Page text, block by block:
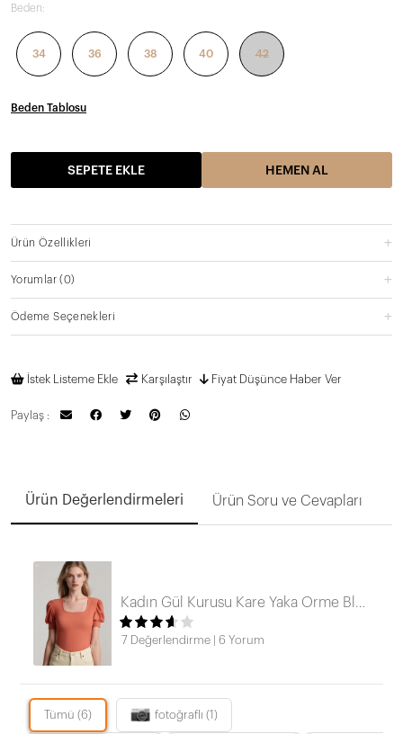
Beden:
34 36 38 40 42
Beden Tablosu
SEPETE EKLE HEMEN AL
Ürün Özellikleri
Yorumlar(0)
Ödeme Seçenekleri
İstek Listeme Ekle Karşılaştır Fiyat Düşünce Haber Ver
Paylaş :
Ürün Değerlendirmeleri Ürün Soru ve Cevapları
Kadın Gül Kurusu Kare Yaka Örme Bluz HZL22W-BD104091
7 Değerlendirme 6 Yorum
Tümü (6) fotoğraflı (1)